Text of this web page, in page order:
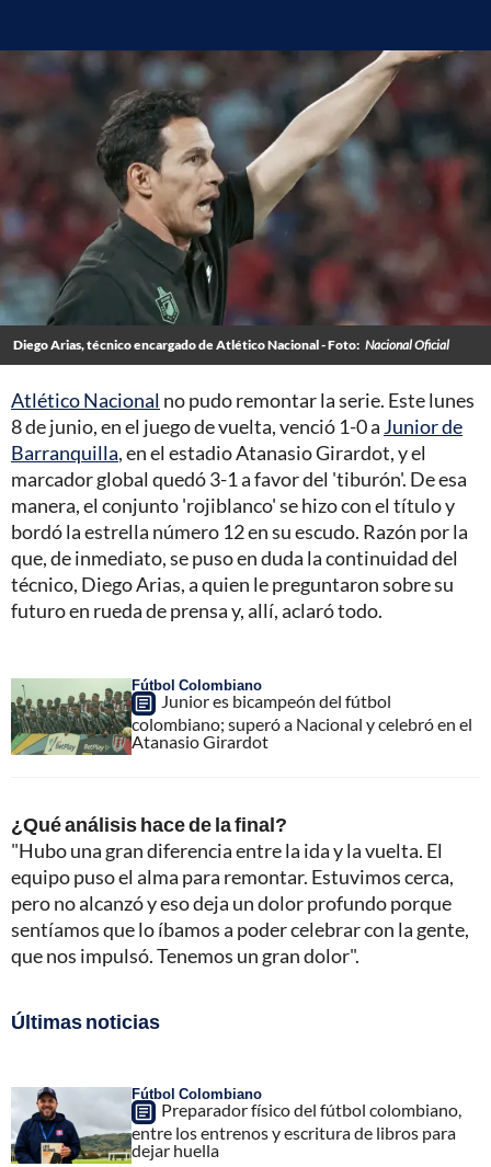
Diego Arias, técnico encargado de Atlético Nacional - Foto: Nacional Oficial
Atlético Nacional no pudo remontar la serie. Este lunes
8 de junio, en el juego de vuelta, venció 1-0 a Junior de
Barranquilla, en el estadio Atanasio Girardot, y el
marcador global quedó 3-1 a favor del 'tiburón'. De esa
manera, el conjunto 'rojiblanco' se hizo con el título y
bordó la estrella número 12 en su escudo. Razón por la
que, de inmediato, se puso en duda la continuidad del
técnico, Diego Arias, a quien le preguntaron sobre su
futuro en rueda de prensa y, allí, aclaró todo.
Fútbol Colombiano
Junior es bicampeón del fútbol
colombiano; superó a Nacional y celebró en el
Atanasio Girardot
¿Qué análisis hace de la final?
"Hubo una gran diferencia entre la ida y la vuelta. El
equipo puso el alma para remontar. Estuvimos cerca,
pero no alcanzó y eso deja un dolor profundo porque
sentíamos que lo íbamos a poder celebrar con la gente,
que nos impulsó. Tenemos un gran dolor".
Últimas noticias
Fútbol Colombiano
Preparador físico del fútbol colombiano,
entre los entrenos y escritura de libros para
dejar huella